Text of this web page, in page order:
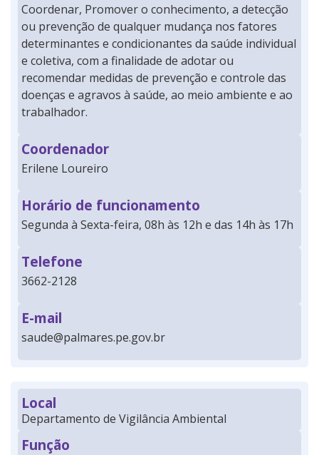
Coordenar, Promover o conhecimento, a detecção
ou prevenção de qualquer mudança nos fatores
determinantes e condicionantes da saúde individual
e coletiva, com a finalidade de adotar ou
recomendar medidas de prevenção e controle das
doenças e agravos à saúde, ao meio ambiente e ao
trabalhador.
Coordenador
Erilene Loureiro
Horário de funcionamento
Segunda à Sexta-feira, 08h às 12h e das 14h às 17h
Telefone
3662-2128
E-mail
saude@palmares.pe.gov.br
Local
Departamento de Vigilância Ambiental
Função